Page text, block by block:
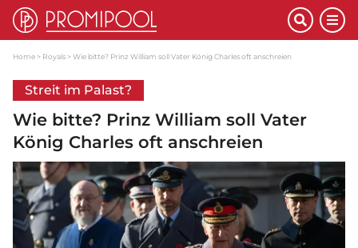
Home Royals Wie bitte? Prinz William soll Vater König Charles oft anschreien
Streit im Palast?
Wie bitte? Prinz William soll Vater
König Charles oft anschreien